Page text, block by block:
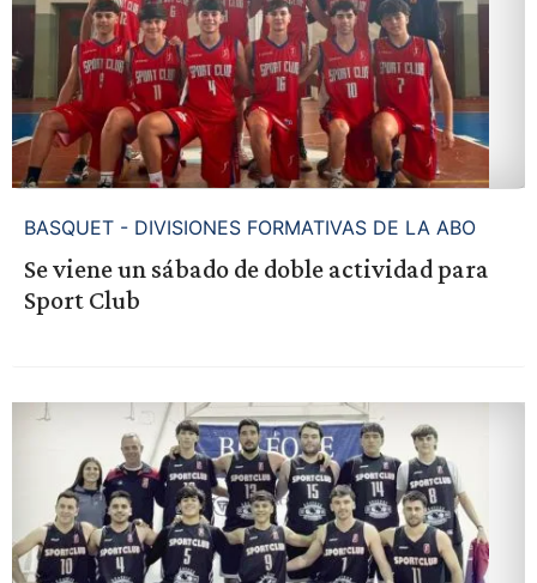
BASQUET - DIVISIONES FORMATIVAS DE LA ABO
Se viene un sábado de doble actividad para
Sport Club